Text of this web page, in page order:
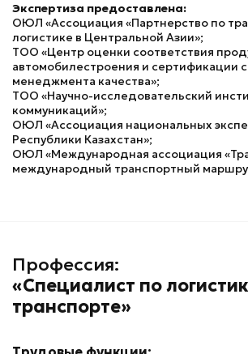
Экспертиза предоставлена:
ОЮЛ «Ассоциация «Партнерство по
логистике в Центральной Азии»;
ТОО «Центр оценки соответствия
автомобилестроения и сертификации
менеджмента качества»;
ТОО «Научно-исследовательский
коммуникаций»;
ОЮЛ «Ассоциация национальных
Республики Казахстан»;
ОЮЛ «Международная ассоциация
международный транспортный
Профессия:
«Специалист по
транспорте»